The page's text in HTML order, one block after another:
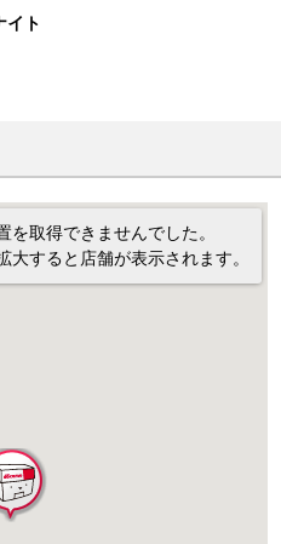
イト
を取得できませんでした。
大すると店舗が表示されます。